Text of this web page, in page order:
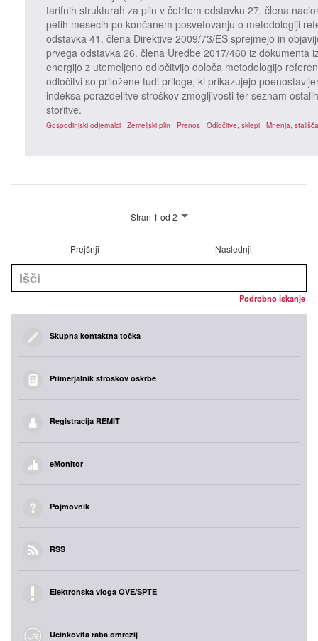
tarifnih strukturah za plin v četrtem odstavku 27. člena
petih mesecih po končanem posvetovanju o metodologiji
odstavka 41. člena Direktive 2009/73/ES sprejmejo in
prvega odstavka 26. člena Uredbe 2017/460 iz dokumenta
energijo z utemeljeno odločitvijo določa metodologijo
odločitvi so priložene tudi priloge, ki prikazujejo
indeksa porazdelitve stroškov zmogljivosti ter seznam
storitve.
Gospodinjski odjemalci Zemeljski plin Prenos Odločitve, sklepi Mnenja, stališča
Stran 1 od 2
Prejšnji Naslednji
Podrobno iskanje
Skupna kontaktna točka
Primerjalnik stroškov oskrbe
Registracija REMIT
eMonitor
Pojmovnik
RSS
Elektronska vloga OVE/SPTE
Učinkovita raba omrežij